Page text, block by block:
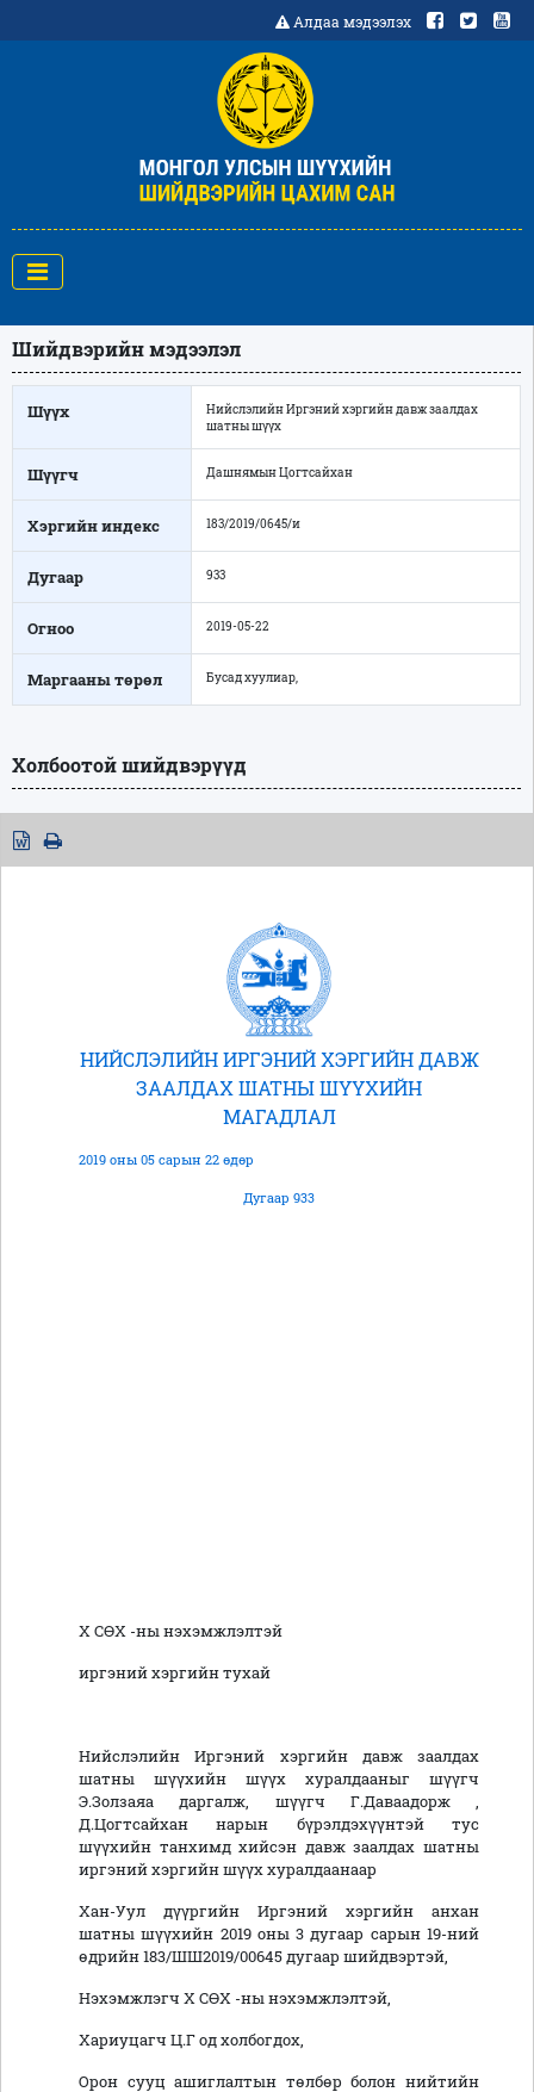
Алдаа мэдээлэх
Шийдвэрийн мэдээлэл
Шүүх
Нийслэлийн Иргэний хэргийн давж заалдах
шатны шүүх
Шүүгч Дашнямын Цогтсайхан
Хэргийн индекс 183/2019/0645/и
Дугаар 933
Огноо 2019-05-22
Маргааны төрөл Бусад хуулиар,
Холбоотой шийдвэрүүд
НИЙСЛЭЛИЙН ИРГЭНИЙ ХЭРГИЙН ДАВЖ
ЗААЛДАХ ШАТНЫ ШҮҮХИЙН
МАГАДЛАЛ
2019 оны 05 сарын 22 өдөр
Дугаар 933
Х СӨХ -ны нэхэмжлэлтэй
иргэний хэргийн тухай
Нийслэлийн Иргэний хэргийн давж заалдах
шатны шүүхийн шүүх хуралдааныг шүүгч
Э.Золзаяа даргалж, шүүгч Г.Даваадорж ,
Д.Цогтсайхан нарын бүрэлдэхүүнтэй тус
шүүхийн танхимд хийсэн давж заалдах шатны
иргэний хэргийн шүүх хуралдаанаар
Хан-Уул дүүргийн Иргэний хэргийн анхан
шатны шүүхийн 2019 оны 3 дугаар сарын 19-ний
өдрийн 183/ШШ2019/00645 дугаар шийдвэртэй,
Нэхэмжлэгч Х СӨХ -ны нэхэмжлэлтэй,
Хариуцагч Ц.Г од холбогдох,
Орон сууц ашиглалтын төлбөр болон нийтийн